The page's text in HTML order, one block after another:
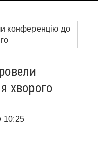
хворого
10:25